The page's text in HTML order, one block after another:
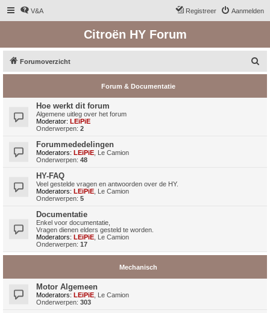
V&A Aanmelden
Registreer
Citroën HY Forum
Forumoverzicht
o
Forum & Documentatie
Hoe werkt dit forum
Algemene uitleg over het forum
Moderator: LEiPiE
Onderwerpen: 2
Forummededelingen
Moderators: LEiPiE Le Camion
Onderwerpen: 48
HY-FAQ
Veel gestelde vragen en antwoorden over de HY.
Moderators: LEiPiE Le Camion
Onderwerpen: 5
Documentatie
Enkel voor documentatie,
Vragen dienen elders gesteld te worden.
Moderators: LEiPiE Le Camion
Onderwerpen: 17
Mechanisch
Motor Algemeen
Moderators: LEiPiE Le Camion
Onderwerpen: 303